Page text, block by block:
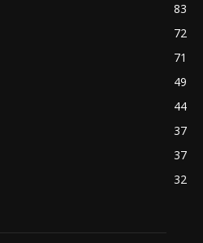
83
72
71
49
44
37
37
32